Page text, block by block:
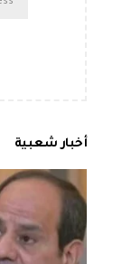
أخبار شعبية